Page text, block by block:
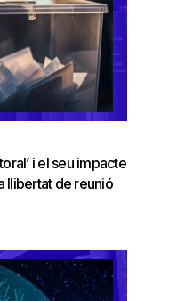
i el seu impacte
llibertat de reunió